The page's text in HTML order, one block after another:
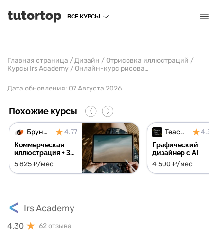
ВСЕ КУРСЫ
Главная страница /Дизайн / Отрисовка иллюстраций /
Курсы Irs Academy / Онлайн-курс рисования акварелью
Дата обновления: 07 Августа 2026
Похожие курсы
Бруноям 4.77
Коммерческая
иллюстрация + 3
курса в подарок
5 825 ₽/мес
TeachMeSkills 4.30
Графический
дизайнер c AI
4 500 ₽/мес
Irs Academy
4.30 62 отзыва